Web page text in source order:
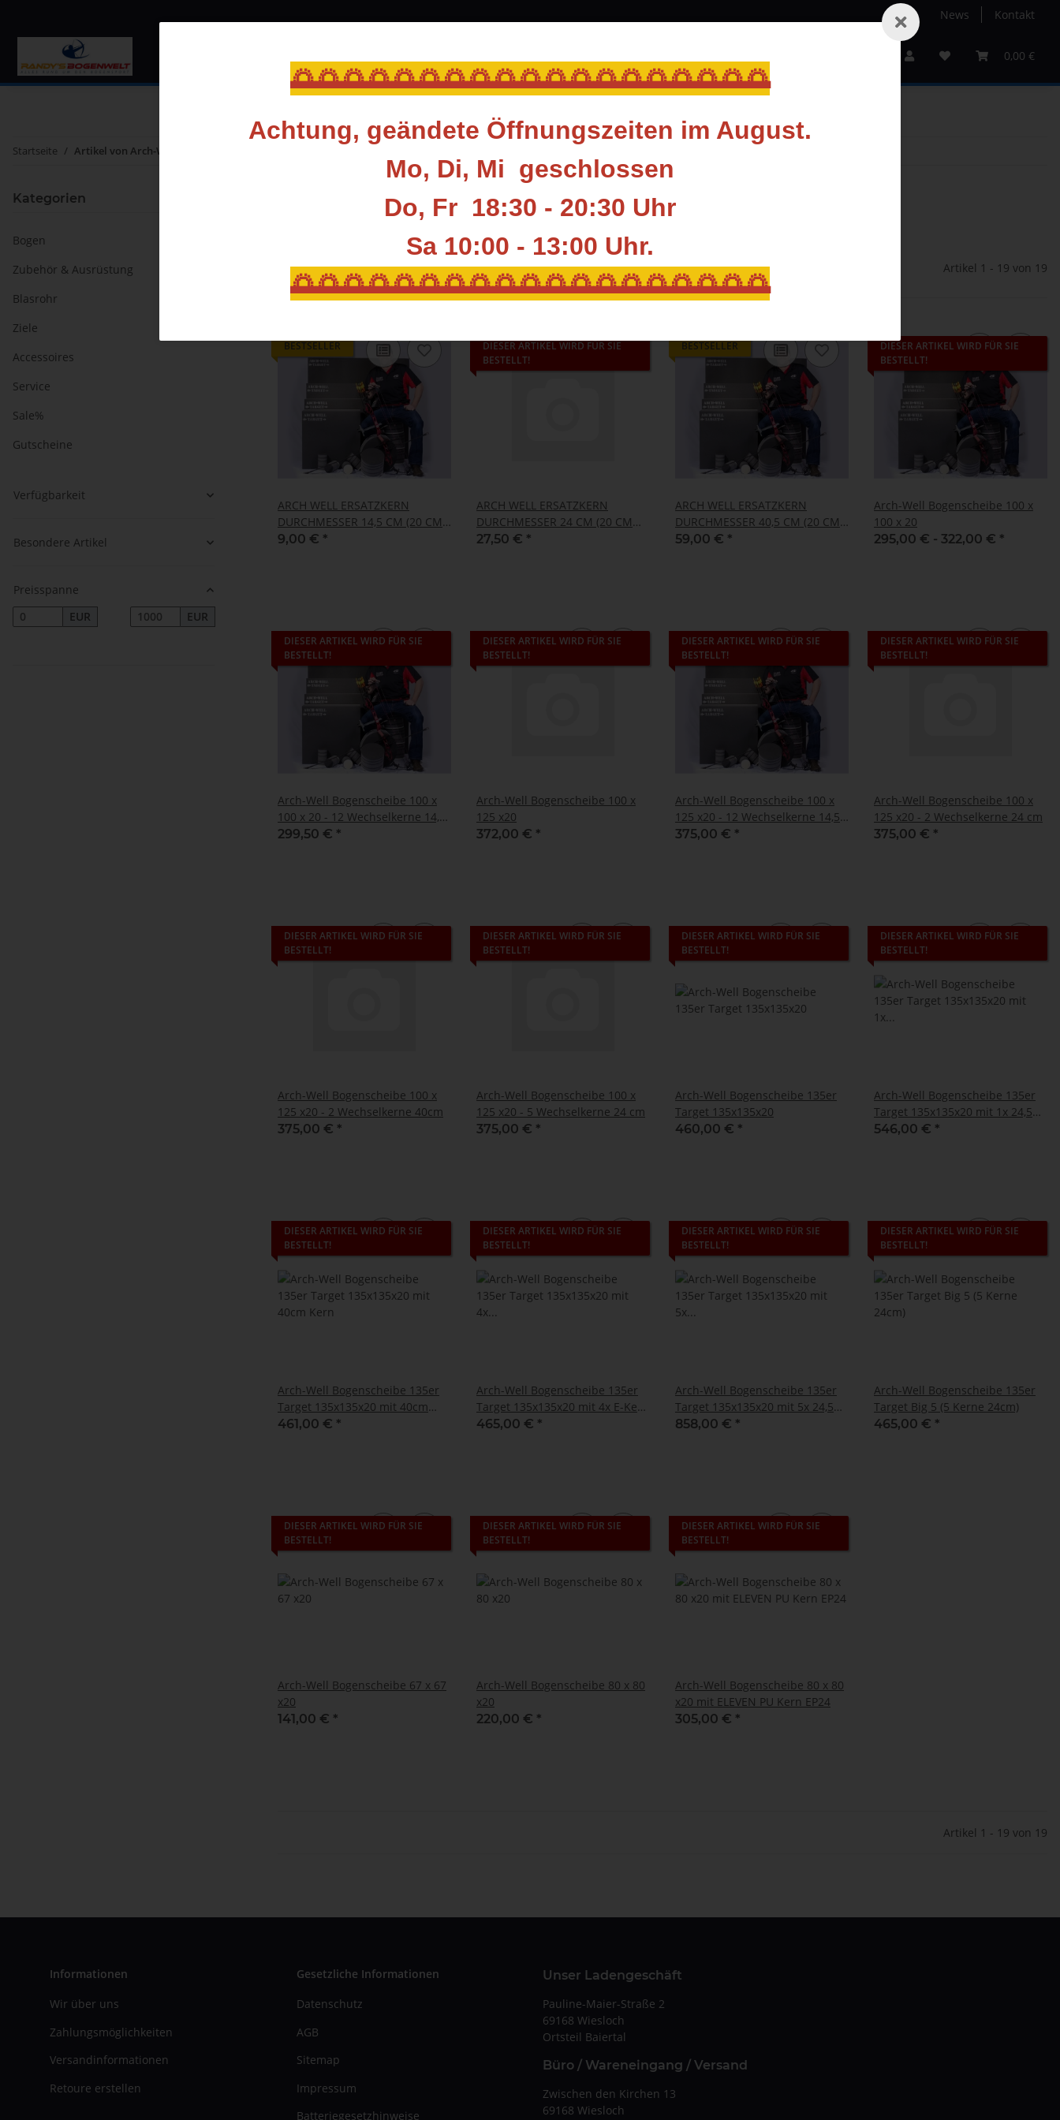
🌅🌅🌅🌅🌅🌅🌅🌅🌅🌅🌅🌅🌅🌅🌅🌅🌅🌅🌅
Achtung, geändete Öffnungszeiten im August.
Mo, Di, Mi geschlossen
Do, Fr 18:30 - 20:30 Uhr
Sa 10:00 - 13:00 Uhr.
🌅🌅🌅🌅🌅🌅🌅🌅🌅🌅🌅🌅🌅🌅🌅🌅🌅🌅🌅
News Kontakt
0,00 €
Gutscheine Hersteller
Startseite Artikel von Arch-Well-Target
Arch-Well-Target
Sortierung Artikel pro Seite Artikel 1 - 19 von 19
BESTSELLER
ARCH WELL ERSATZKERN
DURCHMESSER 14,5 CM (20 CM
DICK)
9,00 € *
DIESER ARTIKEL WIRD FÜR SIE
BESTELLT!
ARCH WELL ERSATZKERN
DURCHMESSER 24 CM (20 CM
DICK)
27,50 € *
BESTSELLER
ARCH WELL ERSATZKERN
DURCHMESSER 40,5 CM (20 CM
DICK)
59,00 € *
DIESER ARTIKEL WIRD FÜR SIE
BESTELLT!
Arch-Well Bogenscheibe 100 x
100 x 20
295,00 € - 322,00 € *
DIESER ARTIKEL WIRD FÜR SIE
BESTELLT!
Arch-Well Bogenscheibe 100 x
100 x 20 - 12 Wechselkerne 14,5
cm
299,50 € *
DIESER ARTIKEL WIRD FÜR SIE
BESTELLT!
Arch-Well Bogenscheibe 100 x
125 x20
372,00 € *
DIESER ARTIKEL WIRD FÜR SIE
BESTELLT!
Arch-Well Bogenscheibe 100 x
125 x20 - 12 Wechselkerne 14,5
cm
375,00 € *
DIESER ARTIKEL WIRD FÜR SIE
BESTELLT!
Arch-Well Bogenscheibe 100 x
125 x20 - 2 Wechselkerne 24 cm
375,00 € *
DIESER ARTIKEL WIRD FÜR SIE
BESTELLT!
Arch-Well Bogenscheibe 100 x
125 x20 - 2 Wechselkerne 40cm
375,00 € *
DIESER ARTIKEL WIRD FÜR SIE
BESTELLT!
Arch-Well Bogenscheibe 100 x
125 x20 - 5 Wechselkerne 24 cm
375,00 € *
DIESER ARTIKEL WIRD FÜR SIE
BESTELLT!
Arch-Well Bogenscheibe 135er
Target 135x135x20
460,00 € *
DIESER ARTIKEL WIRD FÜR SIE
BESTELLT!
Arch-Well Bogenscheibe 135er
Target 135x135x20 mit 1x 24,5
cm ELEVEN PU-Kern
546,00 € *
DIESER ARTIKEL WIRD FÜR SIE
BESTELLT!
Arch-Well Bogenscheibe 135er
Target 135x135x20 mit 40cm
Kern
461,00 € *
DIESER ARTIKEL WIRD FÜR SIE
BESTELLT!
Arch-Well Bogenscheibe 135er
Target 135x135x20 mit 4x E-Kern
40cm
465,00 € *
DIESER ARTIKEL WIRD FÜR SIE
BESTELLT!
Arch-Well Bogenscheibe 135er
Target 135x135x20 mit 5x 24,5
cm ELEVEN PU-Kern
858,00 € *
DIESER ARTIKEL WIRD FÜR SIE
BESTELLT!
Arch-Well Bogenscheibe 135er
Target Big 5 (5 Kerne 24cm)
465,00 € *
DIESER ARTIKEL WIRD FÜR SIE
BESTELLT!
Arch-Well Bogenscheibe 67 x 67
x20
141,00 € *
DIESER ARTIKEL WIRD FÜR SIE
BESTELLT!
Arch-Well Bogenscheibe 80 x 80
x20
220,00 € *
DIESER ARTIKEL WIRD FÜR SIE
BESTELLT!
Arch-Well Bogenscheibe 80 x 80
x20 mit ELEVEN PU Kern EP24
305,00 € *
Artikel 1 - 19 von 19
Kategorien
Bogen
Zubehör & Ausrüstung
Blasrohr
Ziele
Accessoires
Service
Sale%
Gutscheine
Verfügbarkeit
Besondere Artikel
Preisspanne
EUR
EUR
Informationen
Wir über uns
Zahlungsmöglichkeiten
Versandinformationen
Retoure erstellen
Gesetzliche Informationen
Datenschutz
AGB
Sitemap
Impressum
Batteriegesetzhinweise
Unser Ladengeschäft
Pauline-Maier-Straße 2
69168 Wiesloch
Ortsteil Baiertal
Büro / Wareneingang / Versand
Zwischen den Kirchen 13
69168 Wiesloch